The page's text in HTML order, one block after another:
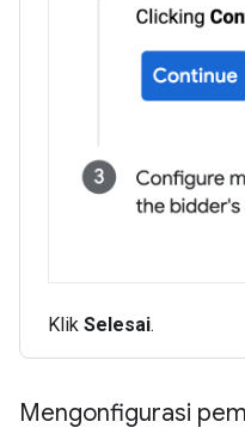
Klik Selesai.
Mengonfigurasi